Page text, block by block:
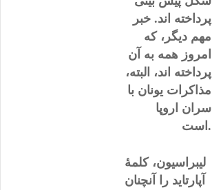
پرداخته اند. خبر
مهم دیگر، که
امروز همه به آن
پرداخته اند، البته،
مذاکرات یونان با
سران اروپا
است.
لیبراسیون، کلمۀ
آپارتاید را آنچنان